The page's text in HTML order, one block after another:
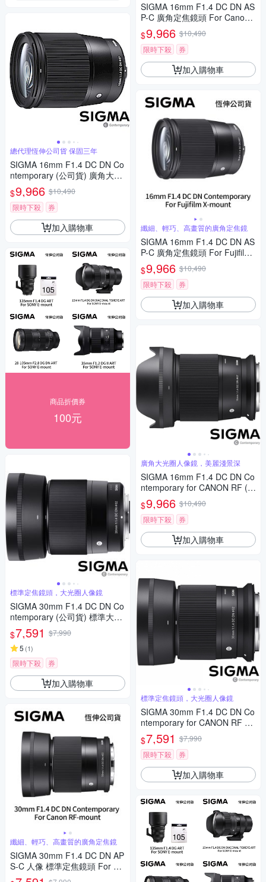
總代理恆伸公司貨 保固三年
SIGMA 16mm F1.4 DC DN Co
ntemporary (公司貨) 廣角大光
圈定焦鏡 人像鏡 APS-C 無反微
單眼專用鏡頭
$9,966 $10,490
限時下殺
券
加入購物車
商品折價券
100元
標準定焦鏡頭，大光圈人像鏡
SIGMA 30mm F1.4 DC DN Co
ntemporary (公司貨) 標準大光
圈定焦鏡頭 人像鏡 APS-C 無反
微單眼專用鏡頭
$7,591 $7,990
5 (1)
限時下殺 券
加入購物車
纖細、輕巧、高畫質的廣角定焦鏡
SIGMA 30mm F1.4 DC DN AP
S-C 人像 標準定焦鏡頭 For Ca
non RF-mount (公司貨)
SIGMA 16mm F1.4 DC DN AS
P-C 廣角定焦鏡頭 For Canon
RF-mount (公司貨)
$9,966 $10,490
限時下殺
券
加入購物車
纖細、輕巧、高畫質的廣角定焦鏡
SIGMA 16mm F1.4 DC DN AS
P-C 廣角定焦鏡頭 For Fujifilm
X-mount (公司貨)
$9,966 $10,490
限時下殺
券
加入購物車
廣角大光圈人像鏡，美麗淺景深
SIGMA 16mm F1.4 DC DN Co
ntemporary for CANON RF (公
司貨) 廣角大光圈定焦鏡 人像
鏡 APS-C 無反微單眼專用鏡頭
$9,966 $10,490
限時下殺
券
加入購物車
標準定焦鏡頭，大光圈人像鏡
SIGMA 30mm F1.4 DC DN Co
ntemporary for CANON RF 接
環 (公司貨) 標準大光圈定焦鏡
人像鏡 APS-C 無反微單眼專用
鏡頭
$7,591 $7,990
限時下殺
券
加入購物車